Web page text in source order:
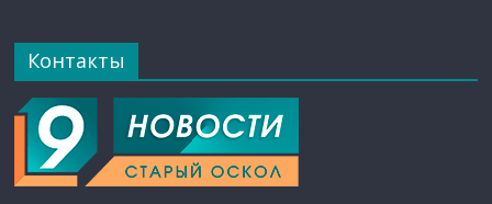
Контакты